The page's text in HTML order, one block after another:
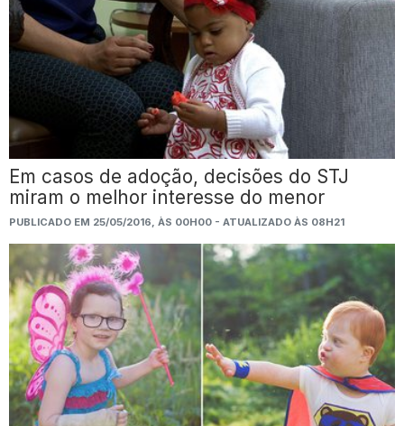
Em casos de adoção, decisões do STJ
miram o melhor interesse do menor
PUBLICADO EM 25/05/2016, ÀS 00H00 - ATUALIZADO ÀS 08H21